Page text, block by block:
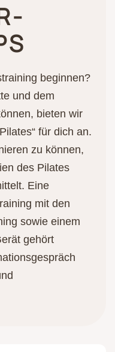
beginnen?
und dem
bieten wir
für dich an.
zu können,
des Pilates
Eine
mit den
sowie einem
gehört